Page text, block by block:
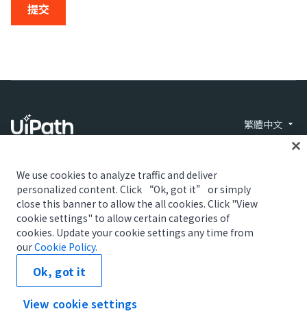
提交
繁體中文
信任與安全 使用條款 隱私權政策
Cookie 政
策
Your Privacy Choices
© 2005-2026 UiPath.
The UiPath word mark, logos, and robots are registered trademarks
owned by UiPath, Inc. and its affiliates. UiPath® is a registered
trademark in the United States and several countries across the
globe. See TMEP 906.
We use cookies to analyze traffic and deliver
personalized content. Click “Ok, got it” or simply
close this banner to allow the all cookies. Click "View
cookie settings" to allow certain categories of
cookies. Update your cookie settings any time from
ourCookie Policy.
View cookie settings
Ok, got it